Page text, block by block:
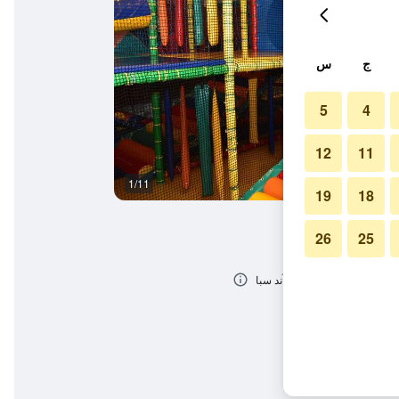
1/11
ج س
4
5
11
12
18
19
25
26